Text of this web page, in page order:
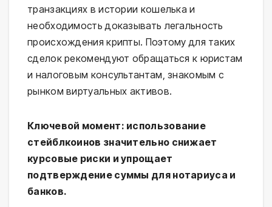
транзакциях в истории кошелька и
необходимость доказывать легальность
происхождения крипты. Поэтому для таких
сделок рекомендуют обращаться к юристам
и налоговым консультантам, знакомым с
рынком виртуальных активов.
Ключевой момент: использование
стейблкоинов значительно снижает
курсовые риски и упрощает
подтверждение суммы для нотариуса и
банков.